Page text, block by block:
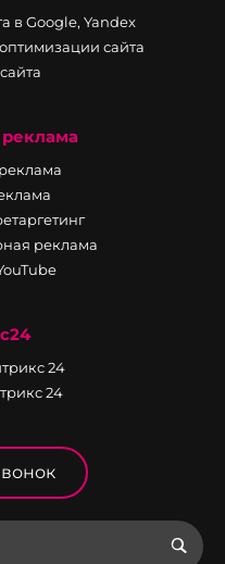
в Google, Yandex
сайта
реклама
реклама
24
24